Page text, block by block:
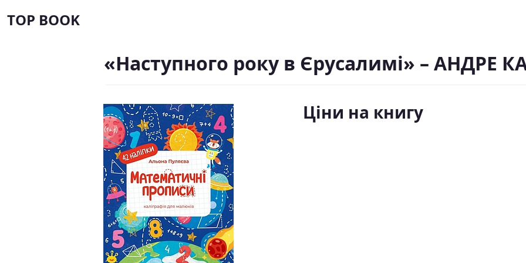
TOP BOOK
«Наступного року в Єрусалимі» – АНДРЕ
Ціни на книгу